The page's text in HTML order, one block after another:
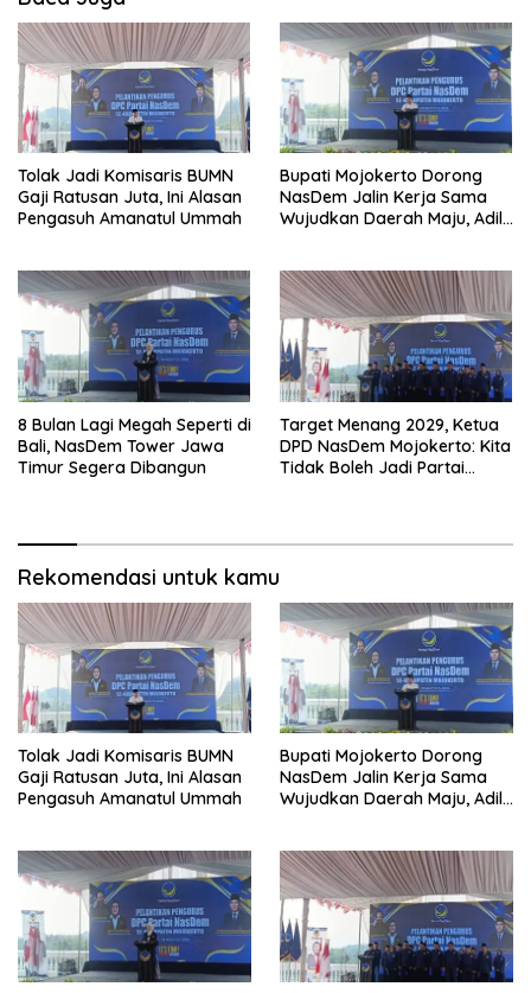
Tolak Jadi Komisaris BUMN
Gaji Ratusan Juta, Ini Alasan
Pengasuh Amanatul Ummah
Bupati Mojokerto Dorong
NasDem Jalin Kerja Sama
Wujudkan Daerah Maju, Adil,
8 Bulan Lagi Megah Seperti di
Bali, NasDem Tower Jawa
Timur Segera Dibangun
Target Menang 2029, Ketua
DPD NasDem Mojokerto: Kita
Tidak Boleh Jadi Partai
Rekomendasi untuk kamu
Tolak Jadi Komisaris BUMN
Gaji Ratusan Juta, Ini Alasan
Pengasuh Amanatul Ummah
Bupati Mojokerto Dorong
NasDem Jalin Kerja Sama
Wujudkan Daerah Maju, Adil,